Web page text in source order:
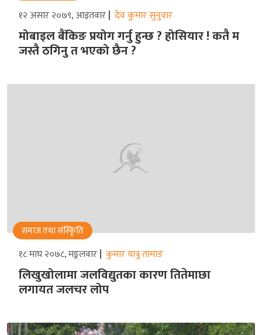
१२ असार २०७९, आइतवार देव कुमार सुनुवार
मोबाइल बैंकिङ प्रयोग गर्नु हुन्छ ? होसियार ! कतै म
जस्तै ठगिनु त भएको छैन ?
समाज तथा संस्किृति
१८ माघ २०७८, मङ्गलवार कुमार यात्रु तामाङ
लिखुखोलामा जलविद्युतका कारण तितेमाछा
लगायत जलचर लोप